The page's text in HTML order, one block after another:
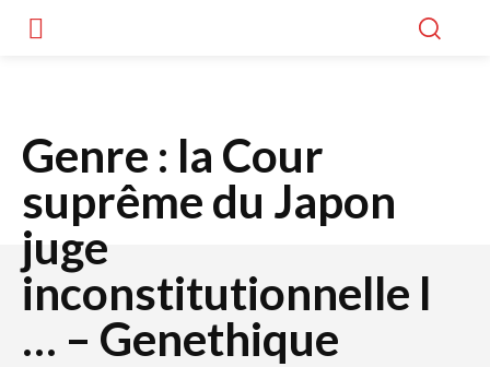
Genre : la Cour
suprême du Japon
juge
inconstitutionnelle l
… – Genethique